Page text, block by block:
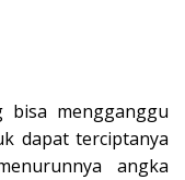
bisa mengganggu
dapat terciptanya
angka